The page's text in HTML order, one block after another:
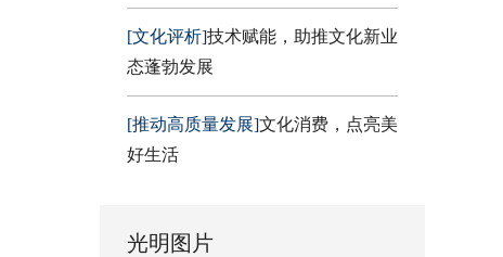
[文化评析]技术赋能，助推文化新业
态蓬勃发展
[推动高质量发展]文化消费，点亮美
好生活
光明图片